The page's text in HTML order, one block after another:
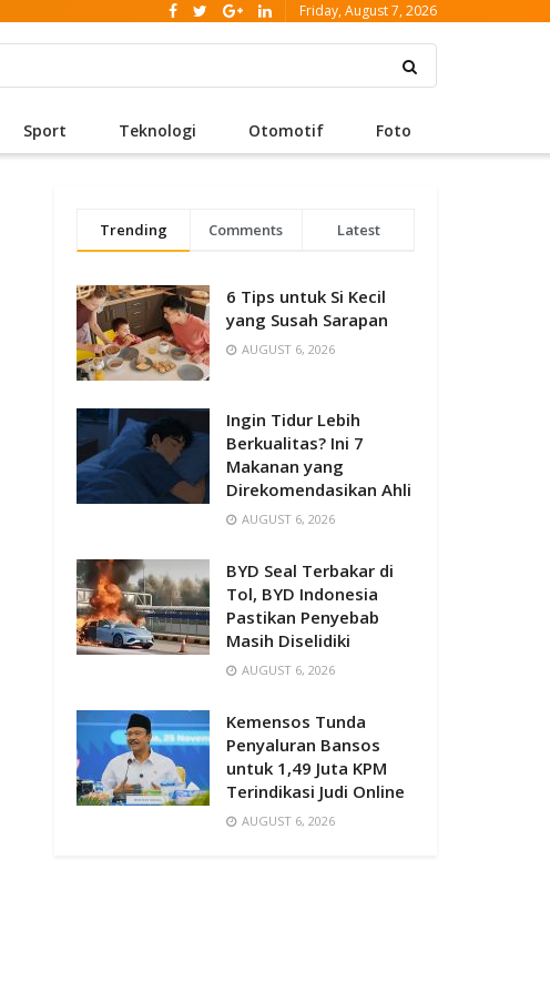
Friday, August 7, 2026
Sport Teknologi Otomotif Foto
Trending Comments Latest
6 Tips untuk Si Kecil
yang Susah Sarapan
AUGUST 6, 2026
Ingin Tidur Lebih
Berkualitas? Ini 7
Makanan yang
Direkomendasikan Ahli
AUGUST 6, 2026
BYD Seal Terbakar di
Tol, BYD Indonesia
Pastikan Penyebab
Masih Diselidiki
AUGUST 6, 2026
Kemensos Tunda
Penyaluran Bansos
untuk 1,49 Juta KPM
Terindikasi Judi Online
AUGUST 6, 2026